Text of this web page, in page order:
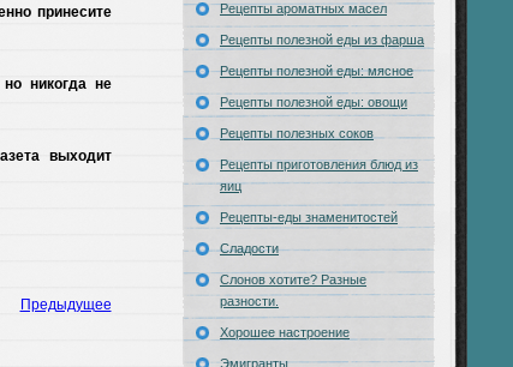
принесите
но никогда не
выходит
Предыдущее
Рецепты ароматных масел
Рецепты полезной еды из фарша
Рецепты полезной еды: мясное
Рецепты полезной еды: овощи
Рецепты полезных соков
Рецепты приготовления блюд из
яиц
Рецепты-еды знаменитостей
Сладости
Слонов хотите? Разные
разности.
Хорошее настроение
Эмигранты